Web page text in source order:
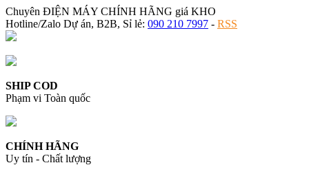
Chuyên ĐIỆN MÁY CHÍNH HÃNG giá KHO
Hotline/Zalo Dự án, B2B, Sỉ lẻ: 090 210 7997 - RSS
SHIP COD
Phạm vi Toàn quốc
CHÍNH HÃNG
Uy tín - Chất lượng